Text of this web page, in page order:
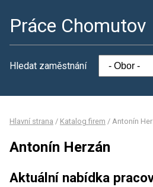
Práce Chomutov
Hledat zaměstnání
Hlavní strana / Katalog firem / Antonín
Antonín Herzán
Aktuální nabídka